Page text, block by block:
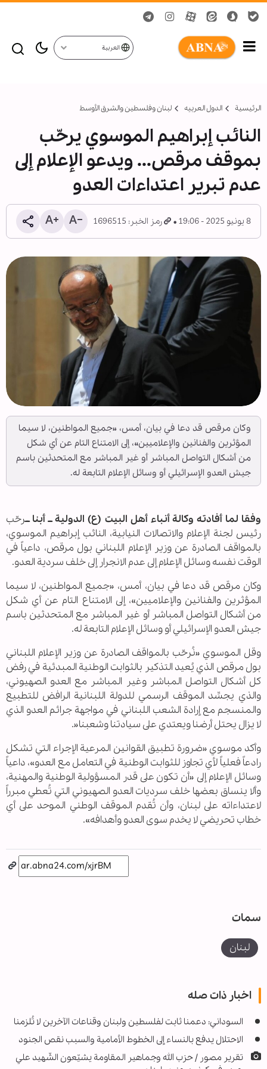
العربية
الرئيسية الدول العربیه لبنان وفلسطين والشرق الأوسط
النائب إبراهيم ‏الموسوي يرحّب
بموقف مرقص... ويدعو الإعلام إلى
عدم تبرير اعتداءات العدو
8 يونيو 2025 - 19:06 رمز الخبر: 1696515
وكان مرقص قد دعا في بيان، أمس، «جميع المواطنين، لا سيما
المؤثرين والفنانين والإعلاميين»، إلى الامتناع التام عن أي شكل
من أشكال التواصل المباشر أو غير المباشر مع المتحدثين باسم
جيش العدو الإسرائيلي أو وسائل الإعلام التابعة له.
وفقا لما أفادته وكالة أنباء أهل البيت (ع) الدولية ــ أبنا ــرحّب
رئيس لجنة الإعلام والاتصالات النيابية، النائب إبراهيم ‏الموسوي،
بالمواقف الصادرة عن وزير الإعلام اللبناني بول مرقص‌‎، داعياً في
الوقت نفسه وسائل الإعلام إلى عدم الانجرار إلى خلف سردية العدو.
وكان مرقص قد دعا في بيان، أمس، «جميع المواطنين، لا سيما
المؤثرين والفنانين والإعلاميين»، إلى الامتناع التام عن أي شكل
من أشكال التواصل المباشر أو غير المباشر مع المتحدثين باسم
جيش العدو الإسرائيلي أو وسائل الإعلام التابعة له.
وقل الموسوي «‎نُرحّب بالمواقف الصادرة عن وزير الإعلام اللبناني
بول مرقص الذي يُعيد التذكير ‏بالثوابت الوطنية المبدئية في رفض
كل أشكال التواصل المباشر وغير المباشر مع العدو ‏الصهيوني،
والذي يجسِّد الموقف الرسمي للدولة اللبنانية الرافض للتطبيع
والمنسجم مع ‏إرادة الشعب اللبناني في مواجهة جرائم العدو الذي
لا يزال يحتل أرضنا ويعتدي على ‏سيادتنا وشعبنا‎.»‎
وأكد موسوي «‎ضرورة تطبيق القوانين المرعية الإجراء التي تشكل
‏رادعاً فعلياً لأي تجاوز للثوابت الوطنية في التعامل مع العدو»، داعياً
وسائل الإعلام إلى «‏أن تكون على قدر المسؤولية الوطنية والمهنية،
وألا ينساق بعضها خلف سرديات العدو ‏الصهيوني التي تُعطي مبرراً
لاعتداءاته على لبنان، وأن تُقدم الموقف الوطني الموحد ‏على أي
خطاب تحريضي لا يخدم سوى العدو وأهدافه».
سمات
لبنان
اخبار ذات صله
السوداني: دعمنا ثابت لفلسطين ولبنان وقناعات الآخرين لا تُلزمنا
الاحتلال يدفع بالنساء إلى الخطوط الأمامية والسبب نقص الجنود
تقرير مصور / حزب الله وجماهير المقاومة يشيّعون الشّهيد علي